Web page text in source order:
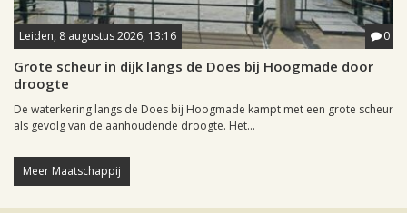
Leiden, 8 augustus 2026, 13:16 0
Grote scheur in dijk langs de Does bij Hoogmade door
droogte
De waterkering langs de Does bij Hoogmade kampt met een grote scheur
als gevolg van de aanhoudende droogte. Het...
Meer Maatschappij